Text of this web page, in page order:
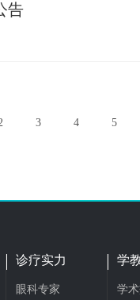
告
3 4 5
诊疗实力
眼科专家
学
学